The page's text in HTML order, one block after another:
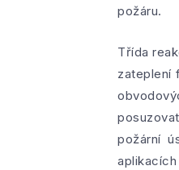
požáru.
Třída
zateplení
požární